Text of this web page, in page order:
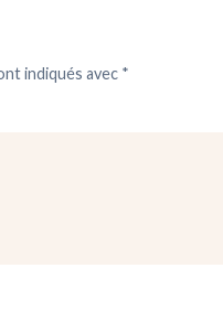
indiqués avec *